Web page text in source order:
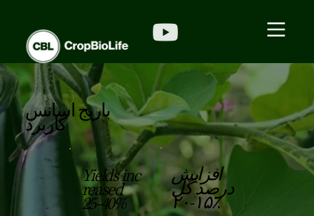
باریج اسانس
کاربرد
Yields inc
reased
25-40%
افزایش
درصد گل
۱۵-۲۰٪